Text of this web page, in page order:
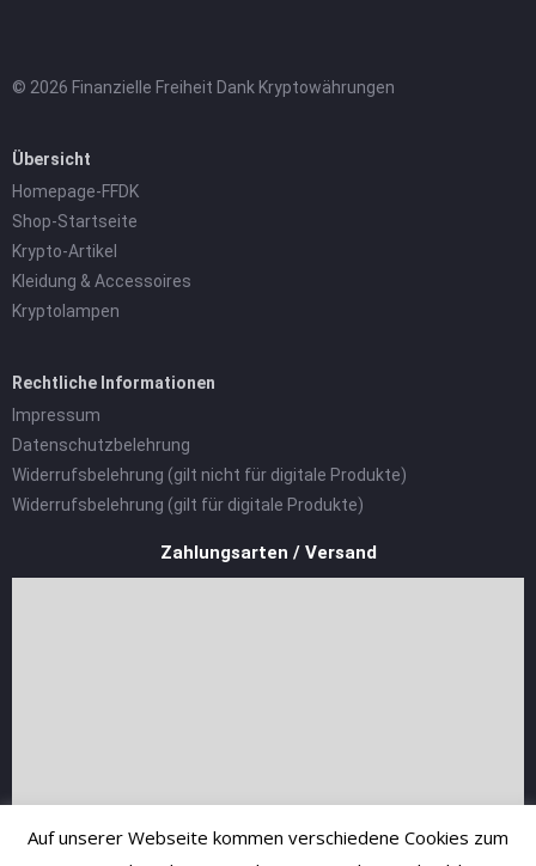
© 2026 Finanzielle Freiheit Dank Kryptowährungen
Übersicht
Homepage-FFDK
Shop-Startseite
Krypto-Artikel
Kleidung & Accessoires
Kryptolampen
Rechtliche Informationen
Impressum
Datenschutzbelehrung
Widerrufsbelehrung (gilt nicht für digitale Produkte)
Widerrufsbelehrung (gilt für digitale Produkte)
Zahlungsarten / Versand
Auf unserer Webseite kommen verschiedene Cookies zum